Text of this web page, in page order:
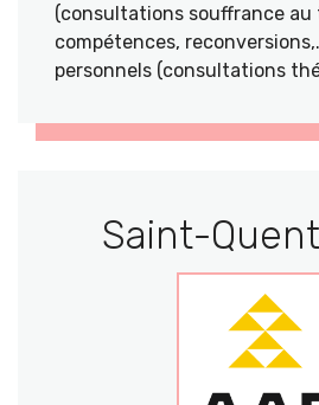
(consultations souffrance au
compétences,
personnels (consultations
Saint-